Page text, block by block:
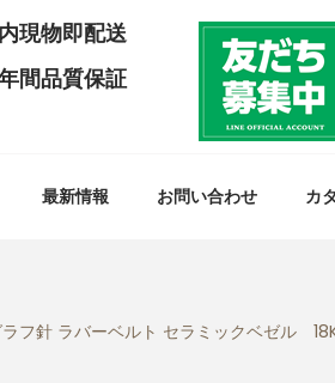
現物即配送
間品質保証
最新情報 お問い合わせ カ
ラフ針 ラバーベルト セラミックベゼル